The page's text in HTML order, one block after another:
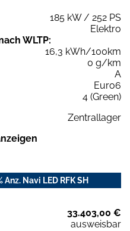
185 kW / 252 PS
Elektro
WLTP:
16,3 kWh/100km
0 g/km
A
Euro6
4 (Green)
Zentrallager
Navi LED RFK SH
33.403,00 €
ausweisbar